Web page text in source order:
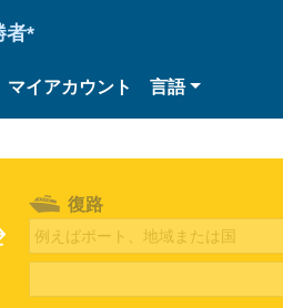
者*
マイアカウント 言語
復路